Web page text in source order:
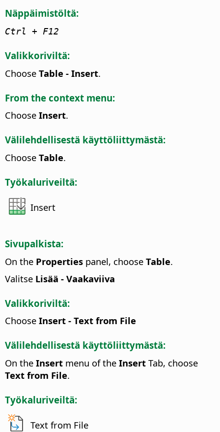
Näppäimistöltä:
Ctrl + F12
Valikkoriviltä:
Choose Table - Insert.
From the context menu:
Choose Insert.
Välilehdellisestä käyttöliittymästä:
Choose Table.
Työkaluriveiltä:
Insert
Sivupalkista:
On the Properties panel, choose Table.
Valitse Lisää - Vaakaviiva
Valikkoriviltä:
Choose Insert - Text from File
Välilehdellisestä käyttöliittymästä:
On the Insert menu of the Insert Tab, choose
Text from File.
Työkaluriveiltä:
Text from File